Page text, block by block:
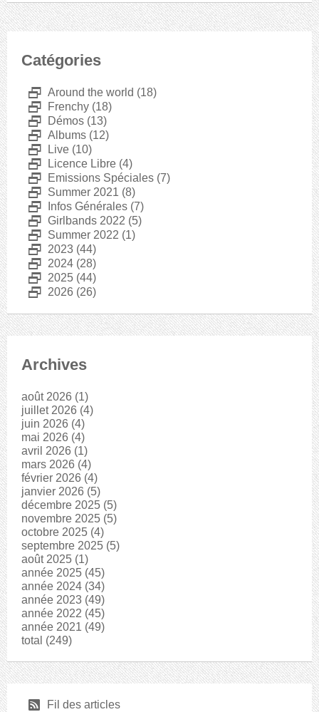
Catégories
D Around the world (18)
D Frenchy (18)
D Démos (13)
D Albums (12)
D Live (10)
D Licence Libre (4)
D Emissions Spéciales (7)
D Summer 2021 (8)
D Infos Générales (7)
D Girlbands 2022 (5)
D Summer 2022 (1)
D 2023 (44)
D 2024 (28)
D 2025 (44)
D 2026 (26)
Archives
août 2026 (1)
juillet 2026 (4)
juin 2026 (4)
mai 2026 (4)
avril 2026 (1)
mars 2026 (4)
février 2026 (4)
janvier 2026 (5)
décembre 2025 (5)
novembre 2025 (5)
octobre 2025 (4)
septembre 2025 (5)
août 2025 (1)
année 2025 (45)
année 2024 (34)
année 2023 (49)
année 2022 (45)
année 2021 (49)
total (249)
r Fil des articles